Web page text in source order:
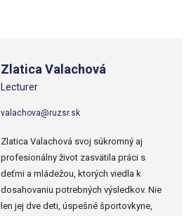
Zlatica Valachová
Lecturer
valachova@ruzsr.sk
Zlatica Valachová svoj súkromný aj
profesionálny život zasvätila práci s
deťmi a mládežou, ktorých viedla k
dosahovaniu potrebných výsledkov. Nie
len jej dve deti, úspešné športovkyne,